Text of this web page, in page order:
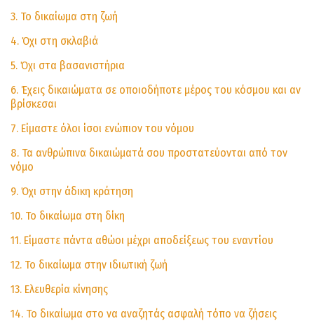
3. Το δικαίωμα στη ζωή
4. Όχι στη σκλαβιά
5. Όχι στα βασανιστήρια
6. Έχεις δικαιώματα σε οποιοδήποτε μέρος του κόσμου και αν
βρίσκεσαι
7. Είμαστε όλοι ίσοι ενώπιον του νόμου
8. Τα ανθρώπινα δικαιώματά σου προστατεύονται από τον
νόμο
9. Όχι στην άδικη κράτηση
10. Το δικαίωμα στη δίκη
11. Είμαστε πάντα αθώοι μέχρι αποδείξεως του εναντίου
12. Το δικαίωμα στην ιδιωτική ζωή
13. Ελευθερία κίνησης
14. Το δικαίωμα στο να αναζητάς ασφαλή τόπο να ζήσεις